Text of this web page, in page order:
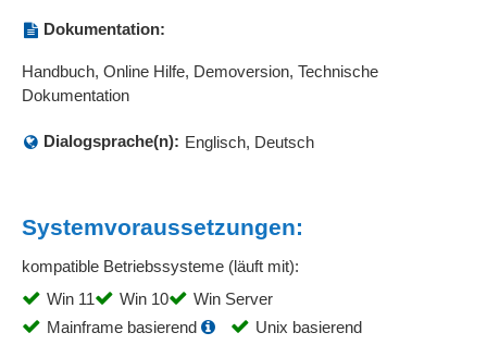
Dokumentation:
Handbuch, Online Hilfe, Demoversion, Technische
Dokumentation
Dialogsprache(n): Englisch, Deutsch
Systemvoraussetzungen:
kompatible Betriebssysteme (läuft mit):
Win 11
Win 10
Win Server
Mainframe basierend
Unix basierend